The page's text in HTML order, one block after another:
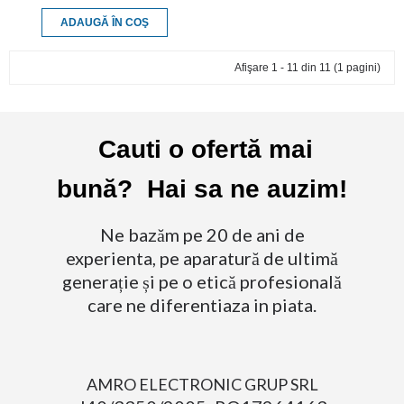
ADAUGĂ ÎN COŞ
Afişare 1 - 11 din 11 (1 pagini)
Cauti o ofertă mai
bună? Hai sa ne auzim!
Ne bazăm pe 20 de ani de
experienta, pe aparatură de ultimă
generație și pe o etică profesională
care ne diferentiaza in piata.
AMRO ELECTRONIC GRUP SRL